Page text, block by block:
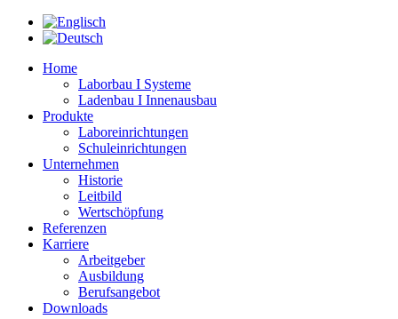
Zum
Inhalt
Home
Laborbau I Systeme
Ladenbau I Innenausbau
Produkte
Laboreinrichtungen
Schuleinrichtungen
Unternehmen
Historie
Leitbild
Wertschöpfung
Referenzen
Karriere
Arbeitgeber
Ausbildung
Berufsangebot
Downloads